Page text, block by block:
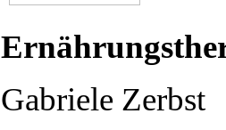
Gabriele Zerbst